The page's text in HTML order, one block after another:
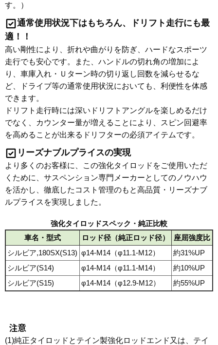
す。）
通常使用状況下はもちろん、ドリフト走行にも最
適！！
高い剛性により、折れや曲がりを防ぎ、ハードなスポーツ
走行でも安心です。また、ハンドルの切れ角の増加によ
り、車庫入れ・Ｕターン時の切り返し回数を減らせるな
ど、ドライブ等の通常使用状況においても、利便性を体感
できます。
ドリフト走行時には深いドリフトアングルを楽しめるだけ
でなく、カウンター量が増えることにより、スピン回避率
を高めることが出来るドリフターの必須アイテムです。
リーズナブルプライスの実現
より多くのお客様に、この強化タイロッドをご使用いただ
くために、サスペンション専門メーカーとしてのノウハウ
を活かし、徹底したコスト管理のもと高品質・リーズナブ
ルプライスを実現しました。
強化タイロッドスペック・純正比較
車名・型式
ロッド径（純正ロッド径）
座屈強度比
シルビア,180SX(S13) φ14-M14（φ11.1-M12）
約31%UP
シルビア(S14)
φ14-M14（φ11.1-M14）
約10%UP
シルビア(S15)
φ14-M14（φ12.9-M12） 約55%UP
注意
(1)純正タイロッドとテイン製強化ロッドエンド又は、テイ